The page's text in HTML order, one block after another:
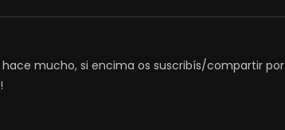
hace mucho, si encima os suscribís/compartir por